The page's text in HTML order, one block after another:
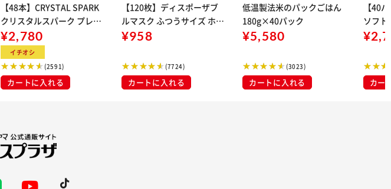
【48本】CRYSTAL SPARK
クリスタルスパーク プレー
ン 500ml
¥2,780
イチオシ
(2591)
カートに入れる
【120枚】ディスポーザブ
ルマスク ふつうサイズ ホワ
イト 大容量 DISPOSABLE
布
¥958
(7724)
カートに入れる
低温製法米のパックごはん
180g×40パック
¥5,580
(3023)
カートに入れる
【40
ソフト
組) 5
カー